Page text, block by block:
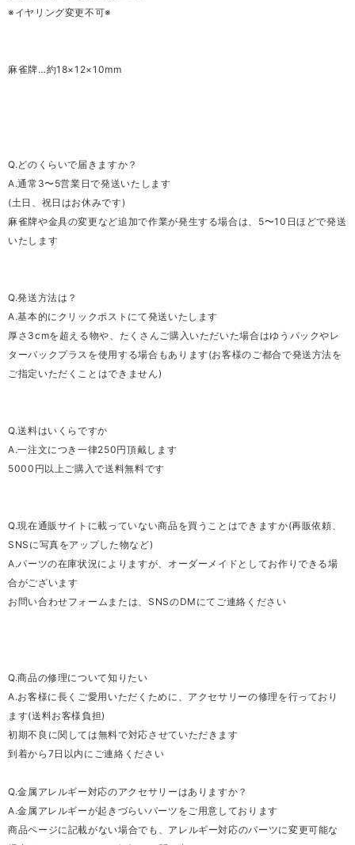
※イヤリング変更不可※
麻雀牌…約18×12×10mm
Q.どのくらいで届きますか？
A.通常3〜5営業日で発送いたします
(土日、祝日はお休みです)
麻雀牌や金具の変更など追加で作業が発生する場合は、5〜10日ほどで発送
いたします
Q.発送方法は？
A.基本的にクリックポストにて発送いたします
厚さ3cmを超える物や、たくさんご購入いただいた場合はゆうパックやレ
ターパックプラスを使用する場合もあります(お客様のご都合で発送方法を
ご指定いただくことはできません)
Q.送料はいくらですか
A.一注文につき一律250円頂戴します
5000円以上ご購入で送料無料です
Q.現在通販サイトに載っていない商品を買うことはできますか(再販依頼、
SNSに写真をアップした物など)
A.パーツの在庫状況によりますが、オーダーメイドとしてお作りできる場
合がございます
お問い合わせフォームまたは、SNSのDMにてご連絡ください
Q.商品の修理について知りたい
A.お客様に長くご愛用いただくために、アクセサリーの修理を行っており
ます(送料お客様負担)
初期不良に関しては無料で対応させていただきます
到着から7日以内にご連絡ください
Q.金属アレルギー対応のアクセサリーはありますか？
A.金属アレルギーが起きづらいパーツをご用意しております
商品ページに記載がない場合でも、アレルギー対応のパーツに変更可能な